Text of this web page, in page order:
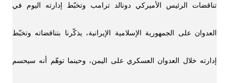
تناقضات الرئيس الأميركي دونالد ترامب وتخبّط إدارته اليوم في
العدوان على الجمهورية الإسلامية الإيرانية، يذكّرنا بتناقضاته وتخبّط
إدارته خلال العدوان العسكري على اليمن، وحينما توهّم أنه سيحسم